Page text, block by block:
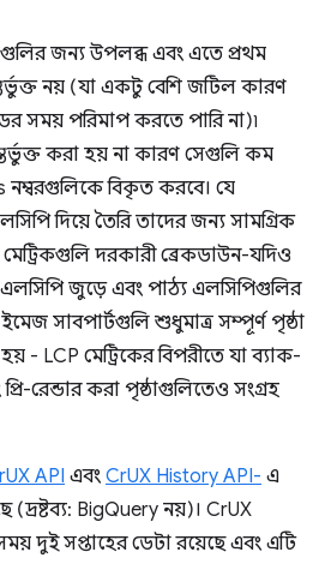
জন্য উপলব্ধ এবং এতে প্রথম
নয় (যা একটু বেশি জটিল কারণ
সময় পরিমাপ করতে পারি না)৷
করা হয় না কারণ সেগুলি কম
নম্বরগুলিকে বিকৃত করবে। যে
দিয়ে তৈরি তাদের জন্য সামগ্রিক
দরকারী ব্রেকডাউন-যদিও
জুড়ে এবং পাঠ্য এলসিপিগুলির
ইমেজ সাবপার্টগুলি শুধুমাত্র সম্পূর্ণ পৃষ্ঠা
- LCP মেট্রিকের বিপরীতে যা ব্যাক-
রেন্ডার করা পৃষ্ঠাগুলিতেও সংগ্রহ
API এবং CrUX History API- এ
BigQuery নয়)। CrUX
দুই সপ্তাহের ডেটা রয়েছে এবং এটি